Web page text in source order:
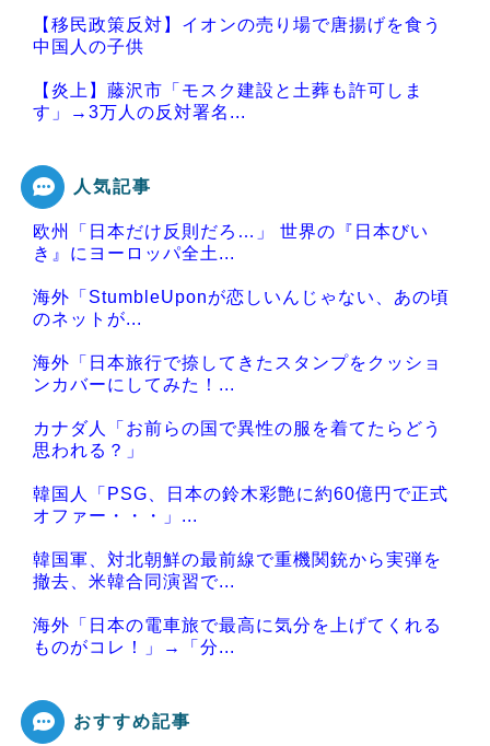
【移民政策反対】イオンの売り場で唐揚げを食う
中国人の子供
【炎上】藤沢市「モスク建設と土葬も許可しま
す」→3万人の反対署名...
Powered by livedoor 相互RSS
人気記事
欧州「日本だけ反則だろ…」 世界の『日本びい
き』にヨーロッパ全土...
海外「StumbleUponが恋しいんじゃない、あの頃
のネットが...
海外「日本旅行で捺してきたスタンプをクッショ
ンカバーにしてみた！...
カナダ人「お前らの国で異性の服を着てたらどう
思われる？」
韓国人「PSG、日本の鈴木彩艶に約60億円で正式
オファー・・・」...
韓国軍、対北朝鮮の最前線で重機関銃から実弾を
撤去、米韓合同演習で...
海外「日本の電車旅で最高に気分を上げてくれる
ものがコレ！」→「分...
おすすめ記事